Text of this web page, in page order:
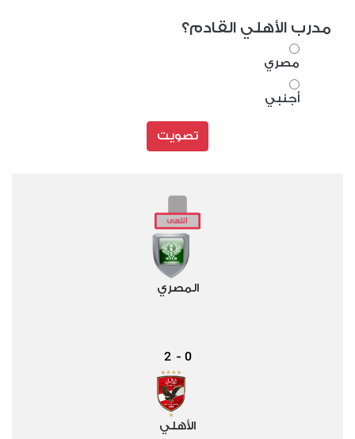
مدرب الأهلي القادم؟
مصري
أجنبي
تصويت
المصري
0
-
2
الأهلي